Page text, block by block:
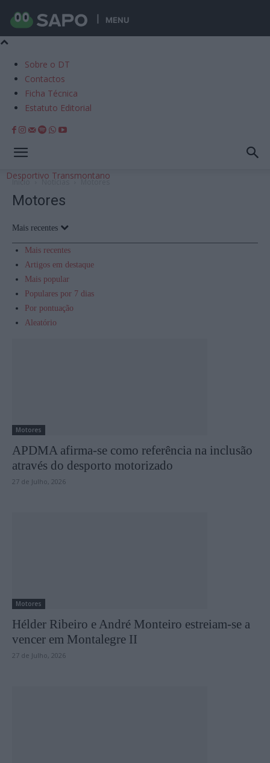
MENU
Sobre o DT
Contactos
Ficha Técnica
Estatuto Editorial
Desportivo Transmontano
Início Notícias Motores
Motores
Mais recentes
Mais recentes
Artigos em destaque
Mais popular
Populares por 7 dias
Por pontuação
Aleatório
Motores
APDMA afirma-se como referência na inclusão
através do desporto motorizado
27 de Julho, 2026
Motores
Hélder Ribeiro e André Monteiro estreiam-se a
vencer em Montalegre II
27 de Julho, 2026